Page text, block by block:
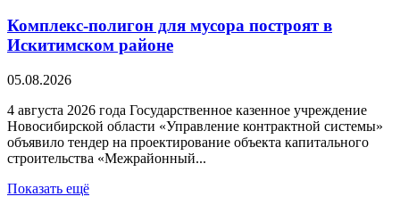
Комплекс-полигон для мусора построят в
Искитимском районе
05.08.2026
4 августа 2026 года Государственное казенное учреждение
Новосибирской области «Управление контрактной системы»
объявило тендер на проектирование объекта капитального
строительства «Межрайонный...
Показать ещё